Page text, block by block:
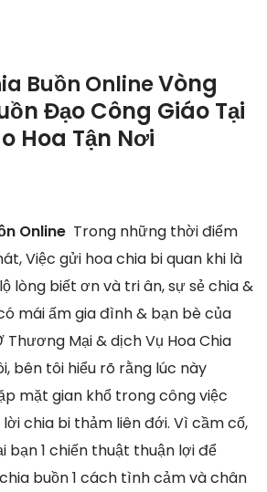
Buồn OnlineVòng
Đạo Công Giáo Tại
Hoa Tận Nơi
Online Trong những thời điểm
Việc gửi hoa chia bi quan khi là
lòng biết ơn và tri ân, sự sẻ chia &
mái ấm gia đình & bạn bè của
Mại & dịch Vụ Hoa Chia
bên tôi hiểu rõ rằng lúc này
mặt gian khổ trong công việc
chia bi thảm liên đới. Vì cầm cố,
bạn 1 chiến thuật thuận lợi để
buồn 1 cách tình cảm và chân